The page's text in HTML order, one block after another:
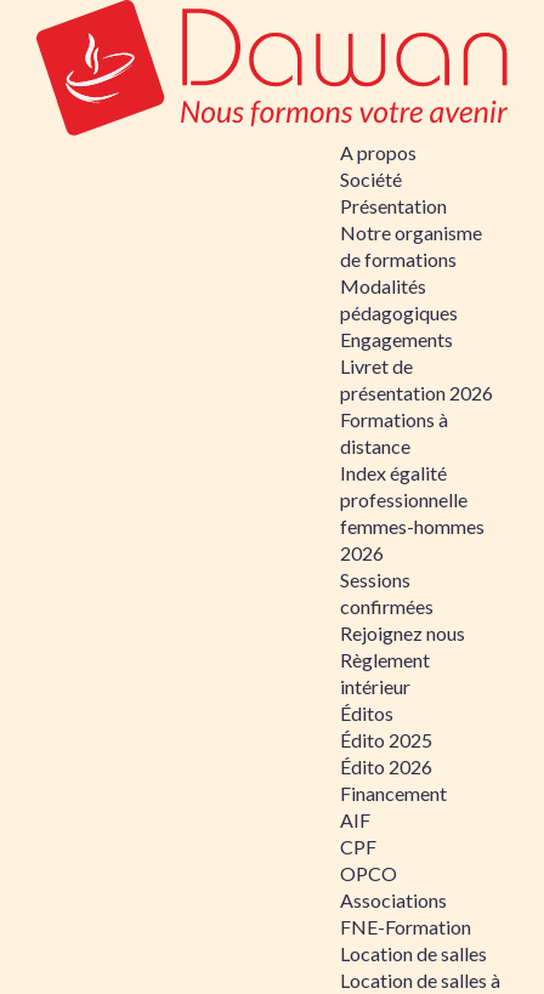
A propos
Société
Présentation
Notre organisme
de formations
Modalités
pédagogiques
Engagements
Livret de
présentation 2026
Formations à
distance
Index égalité
professionnelle
femmes-hommes
2026
Sessions
confirmées
Rejoignez nous
Règlement
intérieur
Éditos
Édito 2025
Édito 2026
Financement
AIF
CPF
OPCO
Associations
FNE-Formation
Location de salles
Location de salles à